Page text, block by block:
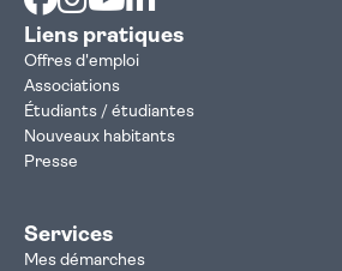
Liens pratiques
Offres d'emploi
Associations
Étudiants / étudiantes
Nouveaux habitants
Presse
Services
Mes démarches